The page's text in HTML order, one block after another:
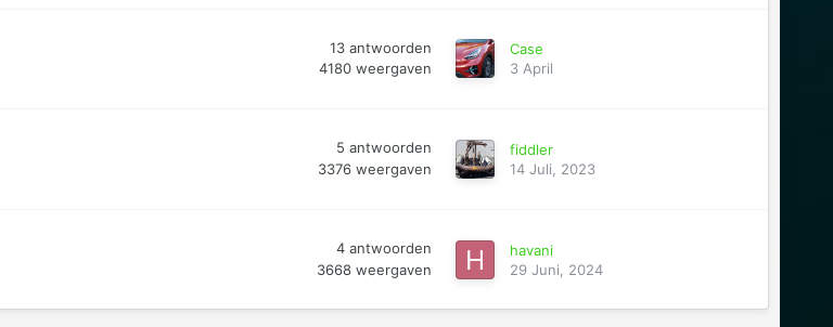
13 antwoorden
4180 weergaven
Case
3 April
5 antwoorden
3376 weergaven
fiddler
14 Juli, 2023
4 antwoorden
3668 weergaven
havani
29 Juni, 2024